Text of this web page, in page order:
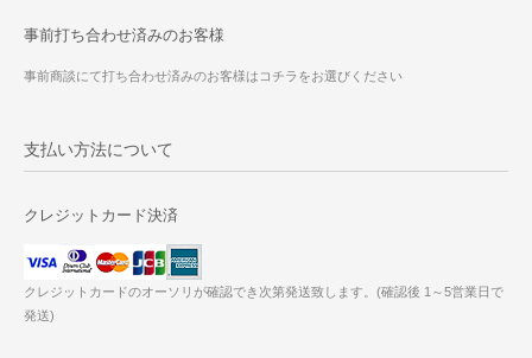
事前打ち合わせ済みのお客様
事前商談にて打ち合わせ済みのお客様はコチラをお選びください
支払い方法について
クレジットカード決済
クレジットカードのオーソリが確認でき次第発送致します。(確認後 1～5営業日で
発送)